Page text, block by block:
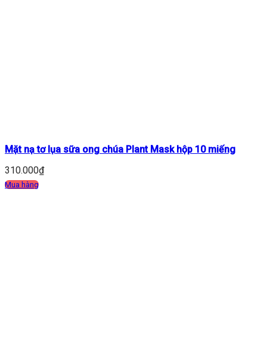
Mặt nạ tơ lụa sữa ong chúa Plant Mask hộp 10 miếng
310.000₫
Mua hàng